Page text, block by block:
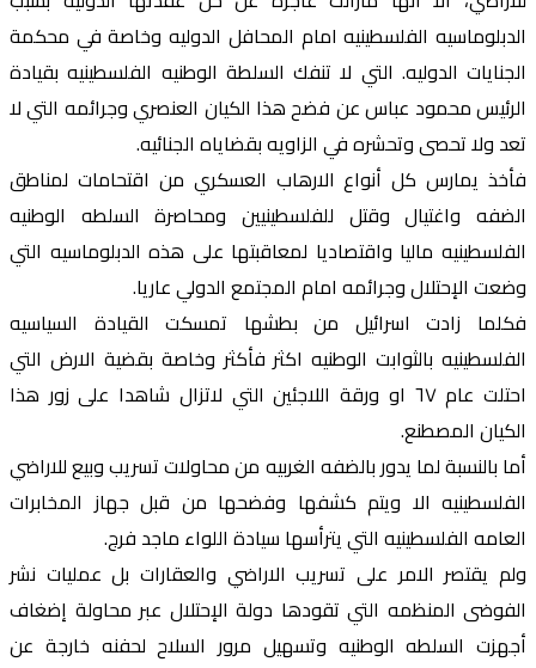
الدبلوماسيه الفلسطينيه امام المحافل الدوليه وخاصة في محكمة
الجنايات الدوليه. التي لا تنفك السلطة الوطنيه الفلسطينيه بقيادة
الرئيس محمود عباس عن فضح هذا الكيان العنصري وجرائمه التي لا
تعد ولا تحصى وتحشره في الزاويه بقضاياه الجنائيه.
فأخذ يمارس كل أنواع الارهاب العسكري من اقتحامات لمناطق
الضفه واغتيال وقتل للفلسطينيين ومحاصرة السلطه الوطنيه
الفلسطينيه ماليا واقتصاديا لمعاقبتها على هذه الدبلوماسيه التي
وضعت الإحتلال وجرائمه امام المجتمع الدولي عاريا.
فكلما زادت اسرائيل من بطشها تمسكت القيادة السياسيه
الفلسطينيه بالثوابت الوطنيه اكثر فأكثر وخاصة بقضية الارض التي
احتلت عام ٦٧ او ورقة اللاجئين التي لاتزال شاهدا على زور هذا
الكيان المصطنع.
أما بالنسبة لما يدور بالضفه الغربيه من محاولات تسريب وبيع للاراضي
الفلسطينيه الا ويتم كشفها وفضحها من قبل جهاز المخابرات
العامه الفلسطينيه التي يترأسها سيادة اللواء ماجد فرج.
ولم يقتصر الامر على تسريب الاراضي والعقارات بل عمليات نشر
الفوضى المنظمه التي تقودها دولة الإحتلال عبر محاولة إضغاف
أجهزت السلطه الوطنيه وتسهيل مرور السلاح لحفنه خارجة عن